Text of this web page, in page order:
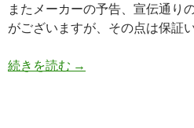
またメーカーの予告、宣伝通り
がございますが、その点は保証
続きを読む 商品の保証はどうな
→